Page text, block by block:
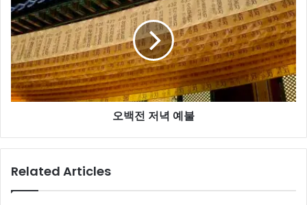
점
안
식
및
회
향
법
전
저
녁
예
불
오백전 저녁 예불
Related Articles